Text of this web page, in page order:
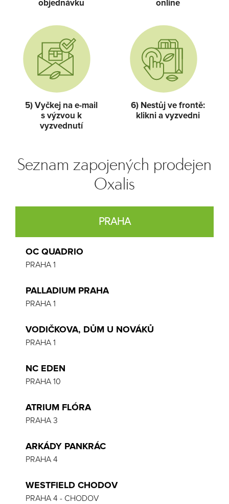
objednávku
online
5) Vyčkej na e-mail
s výzvou k
vyzvednutí
6) Nestůj ve frontě:
klikni a vyzvedni
Seznam zapojených prodejen
Oxalis
PRAHA
OC QUADRIO
PRAHA 1
PALLADIUM PRAHA
PRAHA 1
VODIČKOVA, DŮM U NOVÁKŮ
PRAHA 1
NC EDEN
PRAHA 10
ATRIUM FLÓRA
PRAHA 3
ARKÁDY PANKRÁC
PRAHA 4
WESTFIELD CHODOV
PRAHA 4 - CHODOV